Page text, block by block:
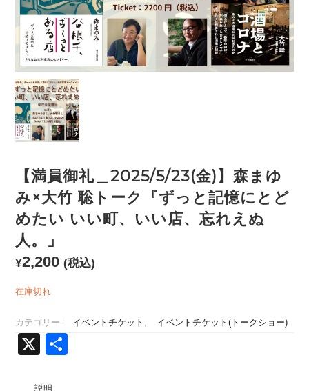
【満員御礼＿2025/5/23(金)】森まゆ
み×大竹 聡トーク『ずっと記憶にとど
めたい いい町、いい店、忘れえぬ
人。」
¥2,200 (税込)
在庫切れ
カテゴリー: イベントチケット イベントチケット(トークショー)
X
説明